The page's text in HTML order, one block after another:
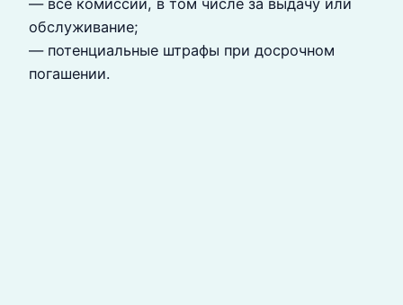
обслуживание;
— потенциальные штрафы при досрочном
погашении.